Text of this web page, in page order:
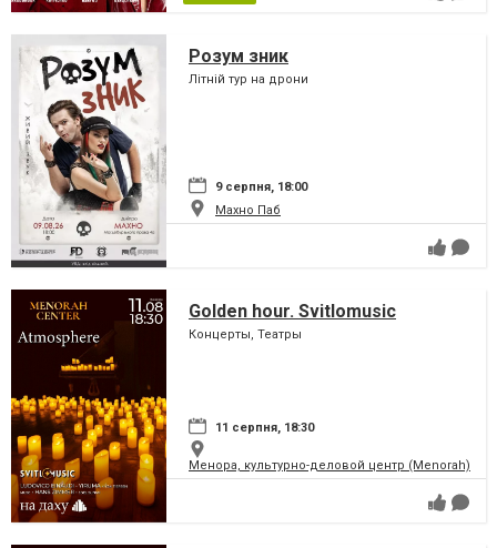
Розум зник
Літній тур на дрони
9 серпня, 18:00
Махно Паб
Golden hour. Svitlomusic
Концерты, Театры
11 серпня, 18:30
Менора, культурно-деловой центр (Menorah)